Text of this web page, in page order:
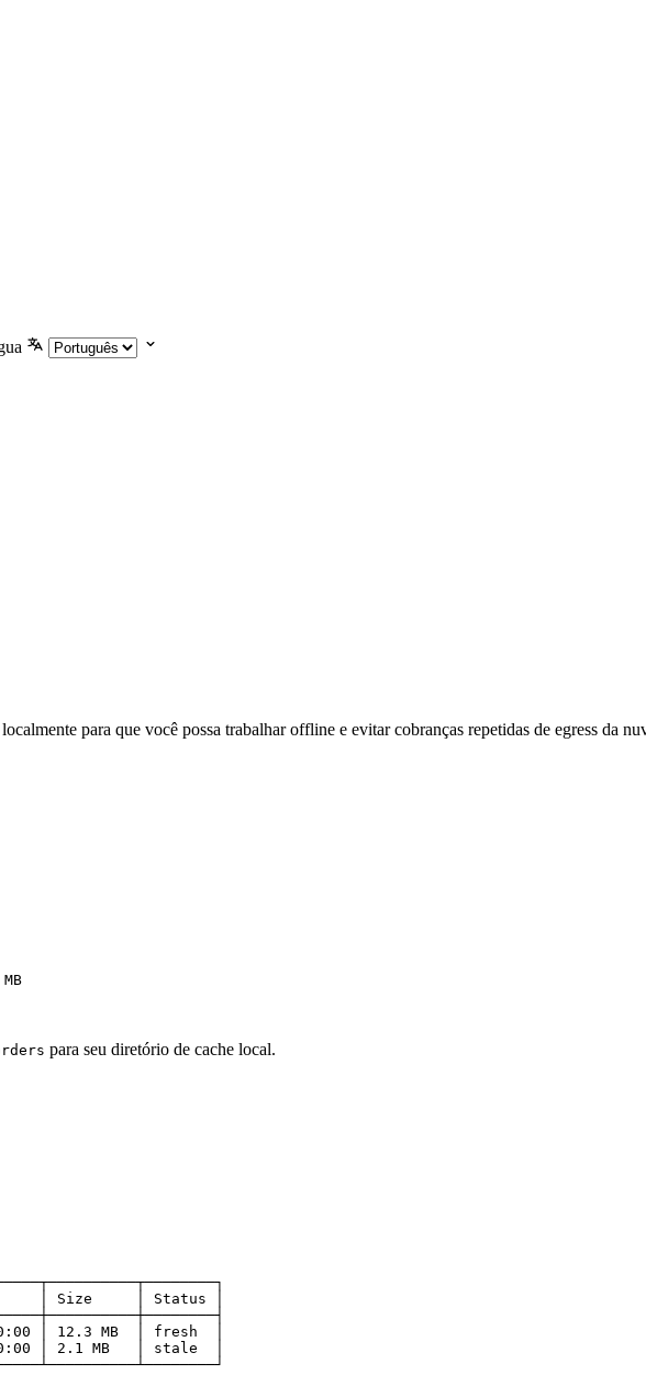
para que você possa trabalhar offline e evitar cobranças repetidas de egress da
para seu diretório de cache local.
│ Size     │ Status │
│ 12.3 MB  │ fresh  │
│ 2.1 MB   │ stale  │